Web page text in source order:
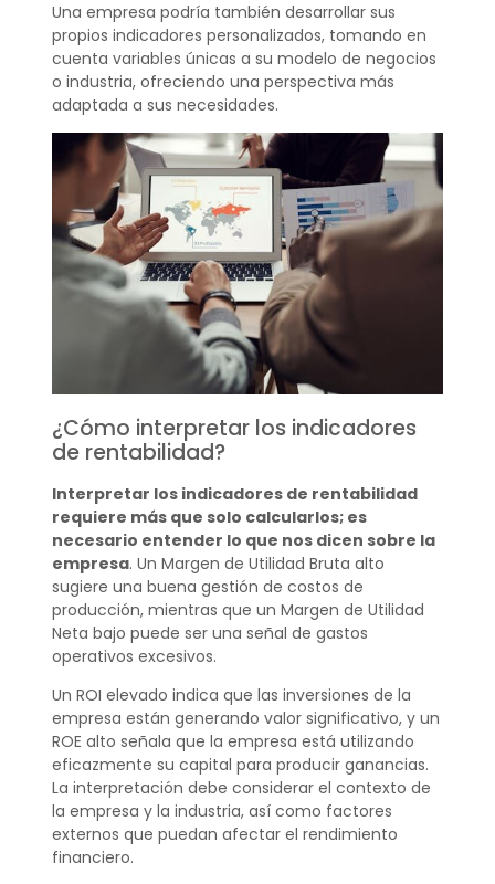
Una empresa podría también desarrollar sus
propios indicadores personalizados, tomando en
cuenta variables únicas a su modelo de negocios
o industria, ofreciendo una perspectiva más
adaptada a sus necesidades.
¿Cómo interpretar los indicadores
de rentabilidad?
Interpretar los indicadores de rentabilidad
requiere más que solo calcularlos; es
necesario entender lo que nos dicen sobre la
empresa. Un Margen de Utilidad Bruta alto
sugiere una buena gestión de costos de
producción, mientras que un Margen de Utilidad
Neta bajo puede ser una señal de gastos
operativos excesivos.
Un ROI elevado indica que las inversiones de la
empresa están generando valor significativo, y un
ROE alto señala que la empresa está utilizando
eficazmente su capital para producir ganancias.
La interpretación debe considerar el contexto de
la empresa y la industria, así como factores
externos que puedan afectar el rendimiento
financiero.